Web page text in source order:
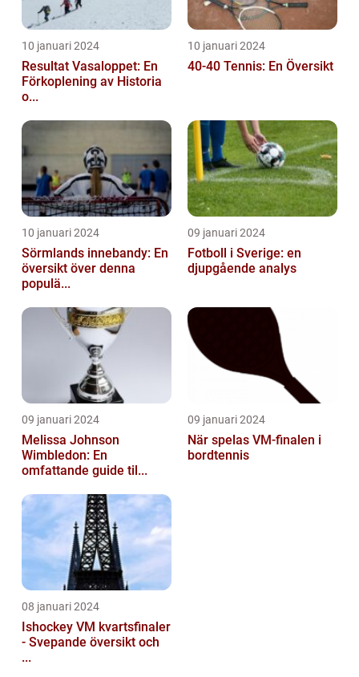
10 januari 2024
Resultat Vasaloppet: En
Förkoplening av Historia
o...
10 januari 2024
40-40 Tennis: En Översikt
10 januari 2024
Sörmlands innebandy: En
översikt över denna
populä...
09 januari 2024
Fotboll i Sverige: en
djupgående analys
09 januari 2024
Melissa Johnson
Wimbledon: En
omfattande guide til...
09 januari 2024
När spelas VM-finalen i
bordtennis
08 januari 2024
Ishockey VM kvartsfinaler
- Svepande översikt och
...